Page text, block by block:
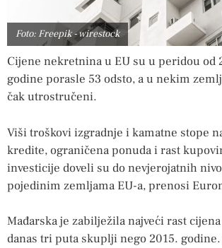
Foto: Freepik - wirestock
Cijene nekretnina u EU su u peridou od
godine porasle 53 odsto, a u nekim
čak utrostručeni.
Viši troškovi izgradnje i kamatne stope
kredite, ograničena ponuda i rast
investicije doveli su do nevjerojatnih
pojedinim zemljama EU-a, prenosi
Mađarska je zabilježila najveći rast
danas tri puta skuplji nego 2015.